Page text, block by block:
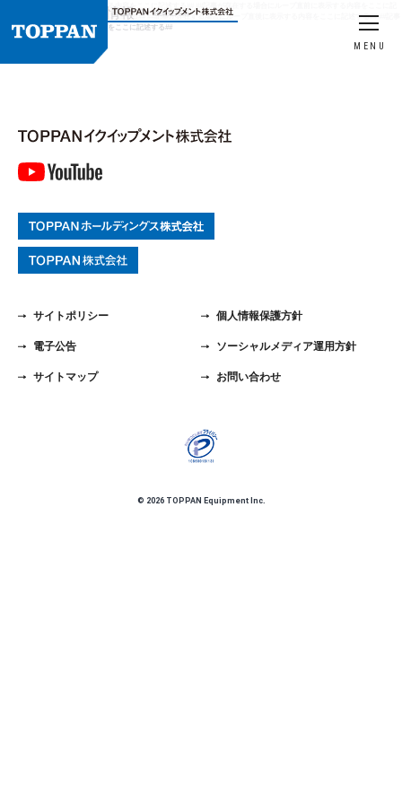
MENU
製品情報 感染症対策
##記事の有無にかかわらず表示する内容をここに記述する## ##記事が存在する場合にループ直前に表示する内容をここに記
述する## ##ここにループの内容を記述する## ##記事が存在する場合にループ直後に表示する内容をここに記述する## ##記事
の有無にかかわらず表示する内容をここに記述する##
サイトポリシー 個人情報保護方針
電子公告 ソーシャルメディア運用方針
サイトマップ お問い合わせ
© 2026TOPPAN Equipment Inc.